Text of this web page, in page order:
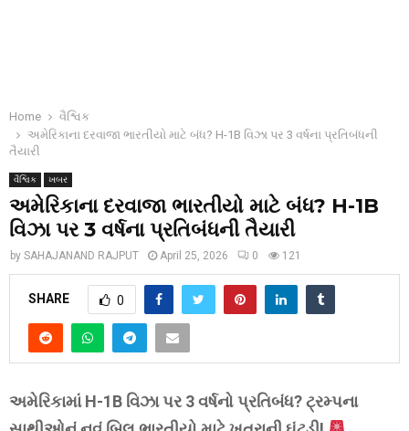
Home
વૈશ્વિક
અમેરિકાના દરવાજા ભારતીયો માટે બંધ? H-1B વિઝા પર 3 વર્ષના પ્રતિબંધની
તૈયારી
વૈશ્વિક ખબર
અમેરિકાના દરવાજા ભારતીયો માટે બંધ? H-1B
વિઝા પર 3 વર્ષના પ્રતિબંધની તૈયારી
by SAHAJANAND RAJPUT April 25, 2026 0 121
SHARE 0
અમેરિકામાં H-1B વિઝા પર 3 વર્ષનો પ્રતિબંધ? ટ્રમ્પના